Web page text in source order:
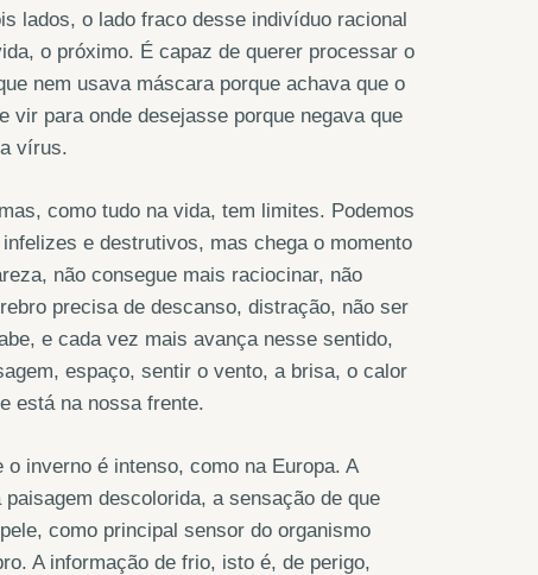
lados, o lado fraco desse indivíduo racional
o próximo. É capaz de querer processar o
nem usava máscara porque achava que o
para onde desejasse porque negava que
vírus.
como tudo na vida, tem limites. Podemos
e destrutivos, mas chega o momento
não consegue mais raciocinar, não
precisa de descanso, distração, não ser
e cada vez mais avança nesse sentido,
espaço, sentir o vento, a brisa, o calor
está na nossa frente.
inverno é intenso, como na Europa. A
descolorida, a sensação de que
como principal sensor do organismo
A informação de frio, isto é, de perigo,